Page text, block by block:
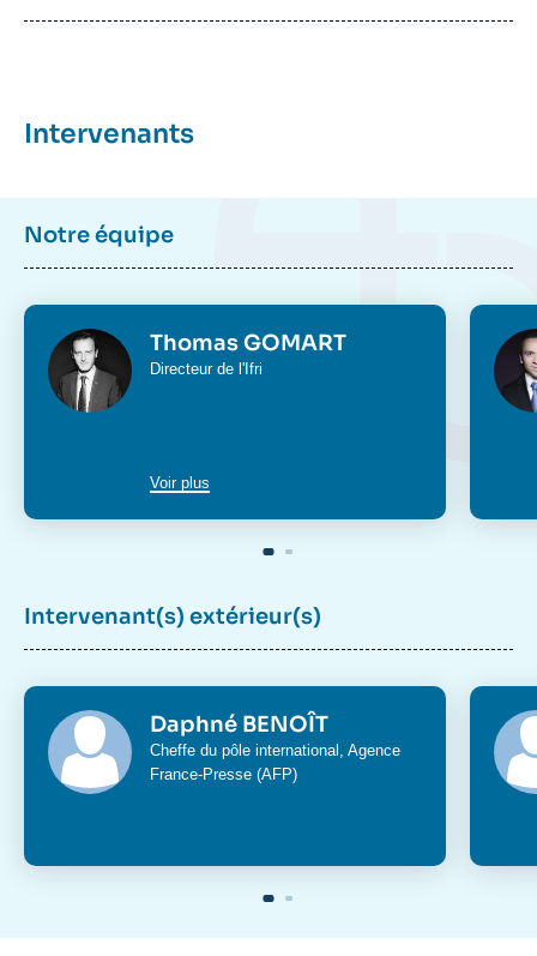
Intervenants
Notre équipe
Photo Thomas GOMART
Intitulé
Directeur de l'Ifri
Voir plus
Intervenant(s) extérieur(s)
Daphné BENOÎT
Cheffe du pôle international, Agence
France-Presse (AFP)